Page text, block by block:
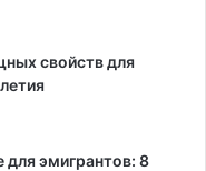
свойств для
для эмигрантов: 8